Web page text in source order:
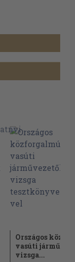
Országos
vasúti
vizsga...